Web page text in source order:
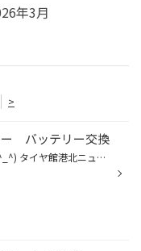
年3月
>
バッテリー交換
皆さんこんにちは(^_^) タイヤ館港北ニュータウンのホームページをご覧頂き有難うございます(^_^)/ バッテリー交換のご案内です(^O^)／ 交換した車両は 『トヨタ ルーミー』です(^o^) 装着されていたバッテリーは アイドリング車用バッテリーの 『N-55』 こちらのサイズが装着されていました。 今回...